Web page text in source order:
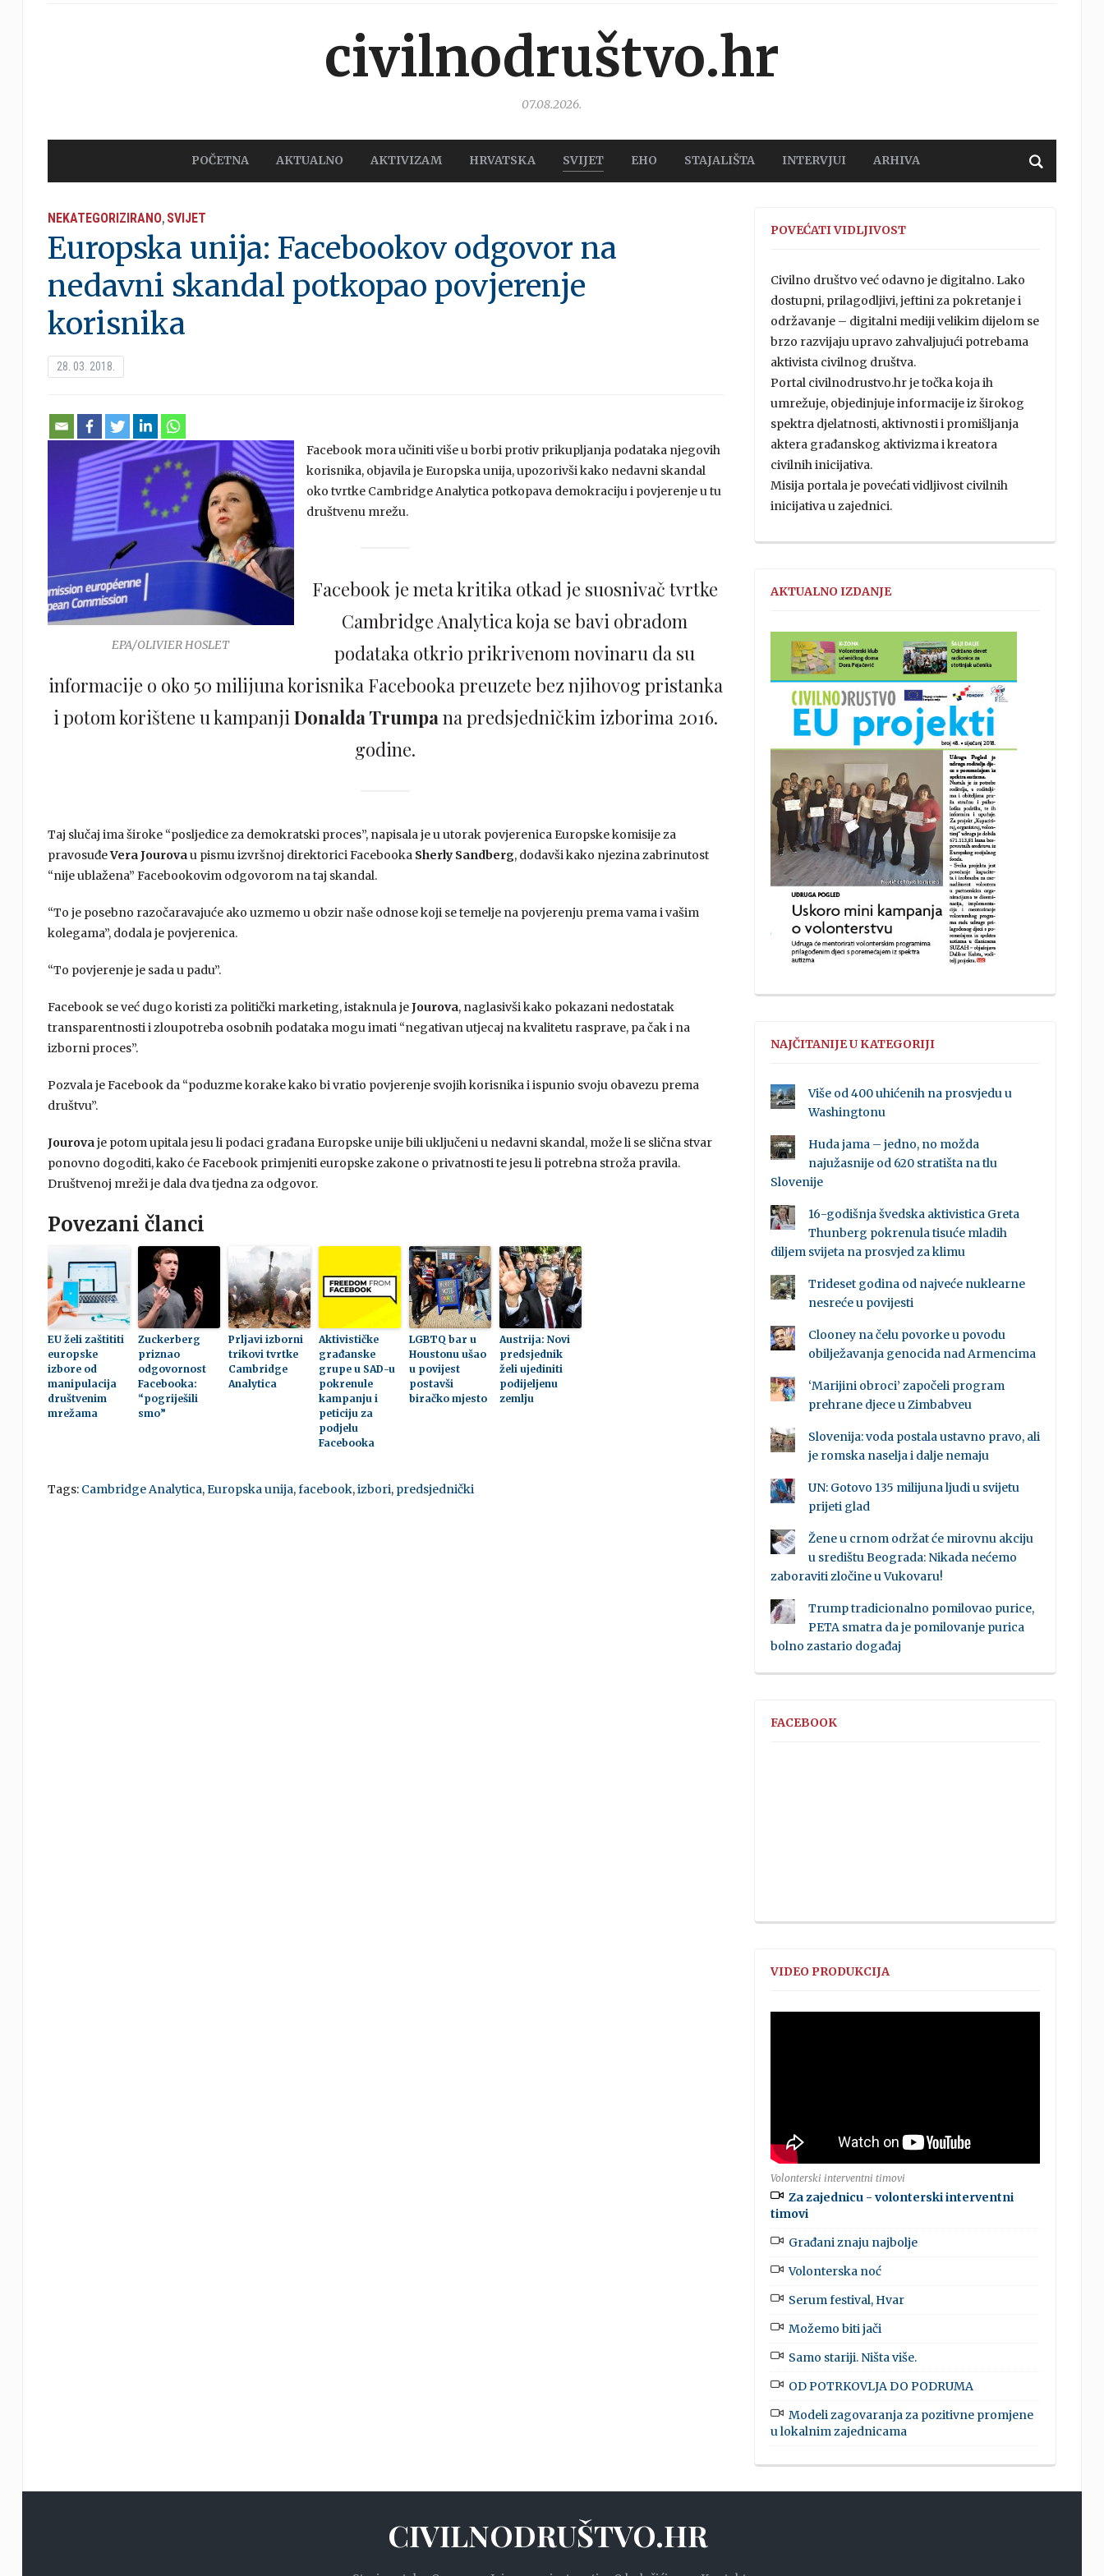
civilnodruštvo.hr
07.08.2026.
POČETNA AKTUALNO AKTIVIZAM HRVATSKA SVIJET EHO STAJALIŠTA INTERVJUI ARHIVA
NEKATEGORIZIRANO, SVIJET
Europska unija: Facebookov odgovor na
nedavni skandal potkopao povjerenje
korisnika
28. 03. 2018.
EPA/OLIVIER HOSLET
Facebook mora učiniti više u borbi protiv prikupljanja podataka njegovih
korisnika, objavila je Europska unija, upozorivši kako nedavni skandal
oko tvrtke Cambridge Analytica potkopava demokraciju i povjerenje u tu
društvenu mrežu.
Facebook je meta kritika otkad je suosnivač tvrtke
Cambridge Analytica koja se bavi obradom
podataka otkrio prikrivenom novinaru da su
informacije o oko 50 milijuna korisnika Facebooka preuzete bez njihovog pristanka
i potom korištene u kampanjiDonalda Trumpana predsjedničkim izborima 2016.
godine.
Taj slučaj ima široke “posljedice za demokratski proces”, napisala je u utorak povjerenica Europske komisije za
pravosuđeVera Jourovau pismu izvršnoj direktorici Facebooka Sherly Sandberg, dodavši kako njezina zabrinutost
“nije ublažena” Facebookovim odgovorom na taj skandal.
“To je posebno razočaravajuće ako uzmemo u obzir naše odnose koji se temelje na povjerenju prema vama i vašim
kolegama”, dodala je povjerenica.
“To povjerenje je sada u padu”.
Facebook se već dugo koristi za politički marketing, istaknula jeJourova, naglasivši kako pokazani nedostatak
transparentnosti i zloupotreba osobnih podataka mogu imati “negativan utjecaj na kvalitetu rasprave, pa čak i na
izborni proces”.
Pozvala je Facebook da “poduzme korake kako bi vratio povjerenje svojih korisnika i ispunio svoju obavezu prema
društvu”.
Jourovaje potom upitala jesu li podaci građana Europske unije bili uključeni u nedavni skandal, može li se slična stvar
ponovno dogoditi, kako će Facebook primjeniti europske zakone o privatnosti te jesu li potrebna stroža pravila.
Društvenoj mreži je dala dva tjedna za odgovor.
Povezani članci
EU želi zaštititi
europske
izbore od
manipulacija
društvenim
mrežama
Zuckerberg
priznao
odgovornost
Facebooka:
“pogriješili
smo”
Prljavi izborni
trikovi tvrtke
Cambridge
Analytica
Aktivističke
građanske
grupe u SAD-u
pokrenule
kampanju i
peticiju za
podjelu
Facebooka
LGBTQ bar u
Houstonu ušao
u povijest
postavši
biračko mjesto
Austrija: Novi
predsjednik
želi ujediniti
podijeljenu
zemlju
Tags: Cambridge Analytica,Europska unija,facebook,izbori, predsjednički
POVEĆATI VIDLJIVOST
Civilno društvo već odavno je digitalno. Lako
dostupni, prilagodljivi, jeftini za pokretanje i
održavanje – digitalni mediji velikim dijelom se
brzo razvijaju upravo zahvaljujući potrebama
aktivista civilnog društva.
Portal civilnodrustvo.hr je točka koja ih
umrežuje, objedinjuje informacije iz širokog
spektra djelatnosti, aktivnosti i promišljanja
aktera građanskog aktivizma i kreatora
civilnih inicijativa.
Misija portala je povećati vidljivost civilnih
inicijativa u zajednici.
AKTUALNO IZDANJE
NAJČITANIJE U KATEGORIJI
Više od 400 uhićenih na prosvjedu u
Washingtonu
Huda jama – jedno, no možda
najužasnije od 620 stratišta na tlu
Slovenije
16-godišnja švedska aktivistica Greta
Thunberg pokrenula tisuće mladih
diljem svijeta na prosvjed za klimu
Trideset godina od najveće nuklearne
nesreće u povijesti
Clooney na čelu povorke u povodu
obilježavanja genocida nad Armencima
‘Marijini obroci’ započeli program
prehrane djece u Zimbabveu
Slovenija: voda postala ustavno pravo, ali
je romska naselja i dalje nemaju
UN: Gotovo 135 milijuna ljudi u svijetu
prijeti glad
Žene u crnom održat će mirovnu akciju
u središtu Beograda: Nikada nećemo
zaboraviti zločine u Vukovaru!
Trump tradicionalno pomilovao purice,
PETA smatra da je pomilovanje purica
bolno zastario događaj
FACEBOOK
VIDEO PRODUKCIJA
Volonterski interventni timovi
Za zajednicu - volonterski interventni
timovi
Građani znaju najbolje
Volonterska noć
Serum festival, Hvar
Možemo biti jači
Samo stariji. Ništa više.
OD POTRKOVLJA DO PODRUMA
Modeli zagovaranja za pozitivne promjene
u lokalnim zajednicama
CIVILNODRUŠTVO.HR